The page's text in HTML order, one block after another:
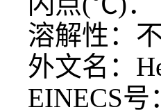
溶解性：
外文名：
EINECS号